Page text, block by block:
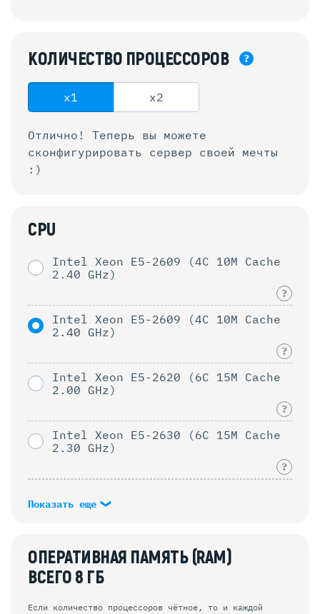
КОЛИЧЕСТВО ПРОЦЕССОРОВ ?
x1 x2
Отлично! Теперь вы можете
сконфигурировать сервер своей мечты
:)
CPU
Intel Xeon E5-2609 (4C 10M Cache
2.40 GHz)
?
Intel Xeon E5-2609 (4C 10M Cache
2.40 GHz)
?
Intel Xeon E5-2620 (6C 15M Cache
2.00 GHz)
?
Intel Xeon E5-2630 (6C 15M Cache
2.30 GHz)
?
Показать еще
ОПЕРАТИВНАЯ ПАМЯТЬ (RAM)
ВСЕГО8 ГБ
Если количество процессоров чётное, то и каждой